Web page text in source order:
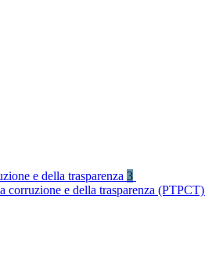
e della trasparenza 3
corruzione e della trasparenza (PTPCT)